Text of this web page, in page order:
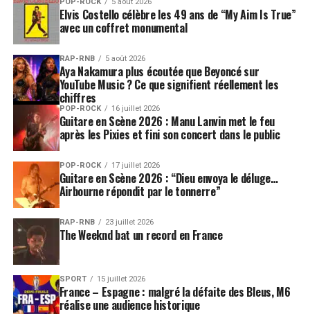
Elvis Costello célèbre les 49 ans de “My Aim Is True”
avec un coffret monumental
RAP-RNB 5 août 2026
Aya Nakamura plus écoutée que Beyoncé sur
YouTube Music ? Ce que signifient réellement les
chiffres
POP-ROCK 16 juillet 2026
Guitare en Scène 2026 : Manu Lanvin met le feu
après les Pixies et fini son concert dans le public
POP-ROCK 17 juillet 2026
Guitare en Scène 2026 : “Dieu envoya le déluge…
Airbourne répondit par le tonnerre”
RAP-RNB 23 juillet 2026
The Weeknd bat un record en France
SPORT 15 juillet 2026
France – Espagne : malgré la défaite des Bleus, M6
réalise une audience historique